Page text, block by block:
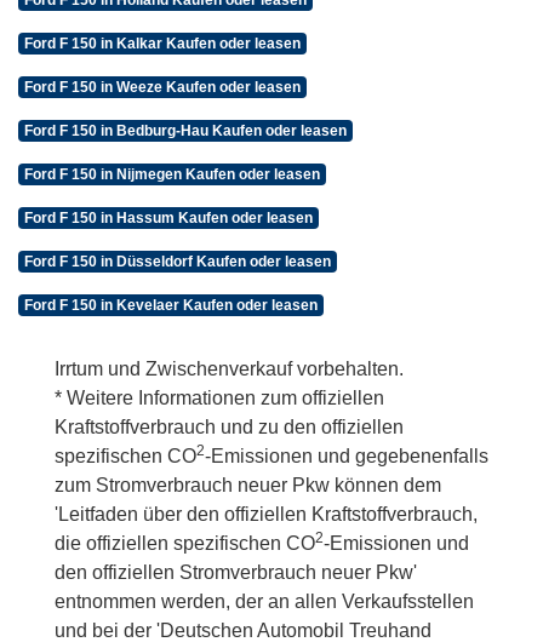
Ford F 150 in Kalkar Kaufen oder leasen
Ford F 150 in Weeze Kaufen oder leasen
Ford F 150 in Bedburg-Hau Kaufen oder leasen
Ford F 150 in Nijmegen Kaufen oder leasen
Ford F 150 in Hassum Kaufen oder leasen
Ford F 150 in Düsseldorf Kaufen oder leasen
Ford F 150 in Kevelaer Kaufen oder leasen
Irrtum und Zwischenverkauf vorbehalten.
* Weitere Informationen zum offiziellen
Kraftstoffverbrauch und zu den offiziellen
spezifischen CO2-Emissionen und gegebenenfalls
zum Stromverbrauch neuer Pkw können dem
'Leitfaden über den offiziellen Kraftstoffverbrauch,
die offiziellen spezifischen CO2-Emissionen und
den offiziellen Stromverbrauch neuer Pkw'
entnommen werden, der an allen Verkaufsstellen
und bei der 'Deutschen Automobil Treuhand